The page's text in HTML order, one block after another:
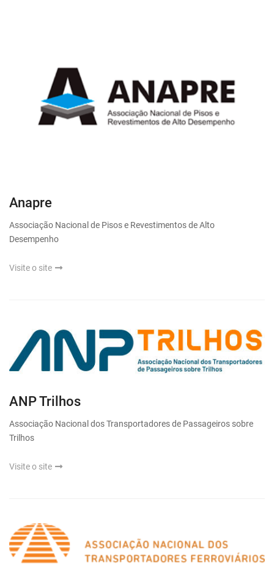
Anapre
Associação Nacional de Pisos e Revestimentos de Alto
Desempenho
Visite o site
ANP Trilhos
Associação Nacional dos Transportadores de Passageiros sobre
Trilhos
Visite o site